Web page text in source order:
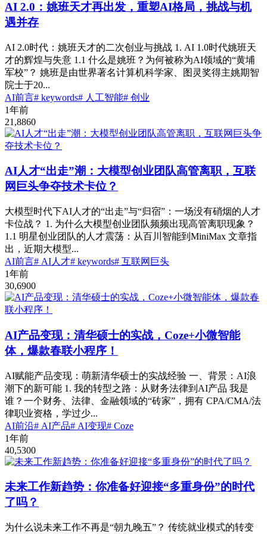
AI 2.0：姚班天才再出发，重塑AI格局，挑战与机
遇并存
AI 2.0时代：姚班天才的二次创业与挑战 1. AI 1.0时代姚班天
才的辉煌与失意 1.1 什么是姚班？为何被称为AI领域的“黄埔
军校”？ 姚班是由世界著名计算机科学家、图灵奖得主姚期智
院士于20...
AI前言# keywords# 人工智能# 创业
1年前
21,8860
AI人才“出走”潮：大模型创业团队高管离职，互联
网巨头争夺技术卡位？
大模型时代下AI人才的“出走”与“归宿”：一场没有硝烟的人才
卡位战？ 1. 为什么大模型创业团队频频出现高管离职现象？
1.1 明星创业团队的人才震荡：从百川智能到MiniMax 文章指
出，近期大模型...
AI前言# AI人才# keywords# 互联网巨头
1年前
30,6900
AI产品变现：清华硕士的实战，Coze+小微智能
体，爆款春联小程序！
AI赋能产品变现：萌新清华硕士的实战经验 一、背景：AI浪
潮下的新可能 1. 我的转型之路：从财务法律到AI产品 我是
谁？一个财务、法律、金融领域的“砖家”，拥有 CPA/CMA/法
律职业资格，学过少...
AI前沿# AI产品# AI变现# Coze
1年前
40,5300
未来工作新趋势：你准备好迎接“多重身份”的时代
了吗？
为什么说未来工作不再是“朝九晚五”？ 传统就业模式的转变